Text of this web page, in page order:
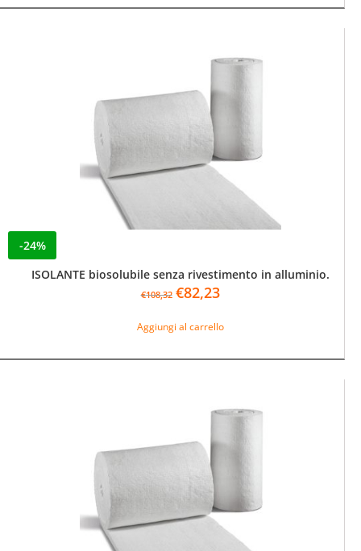
€132,60. €125,30.
-24%
ISOLANTE biosolubile senza rivestimento in alluminio.
€108,32 Il
originale
€108,32.
€82,23Il
attuale
€82,23.
Aggiungi al carrello